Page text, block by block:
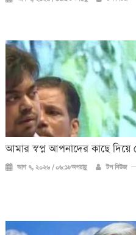
আমার স্বপ্ন আপনাদের কাছে দিয়ে
আগ ৭, ২০২৬ / ০৬:১৮অপরাহ্ণ টপ নিউজ